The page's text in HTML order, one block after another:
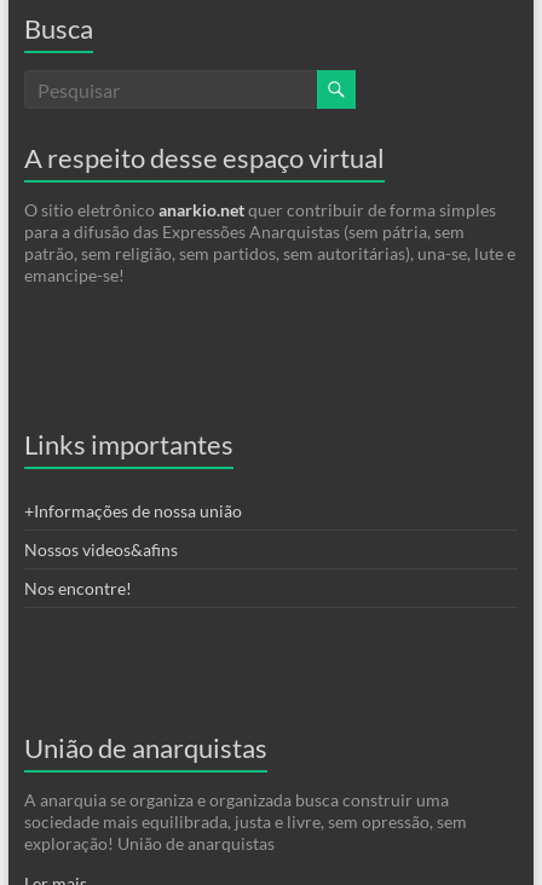
Busca
A respeito desse espaço virtual
O sitio eletrônico anarkio.netquer contribuir de forma simples
para a difusão das Expressões Anarquistas (sem pátria, sem
patrão, sem religião, sem partidos, sem autoritárias), una-se, lute e
emancipe-se!
Links importantes
+Informações de nossa união
Nossos videos&afins
Nos encontre!
União de anarquistas
A anarquia se organiza e organizada busca construir uma
sociedade mais equilibrada, justa e livre, sem opressão, sem
exploração! União de anarquistas